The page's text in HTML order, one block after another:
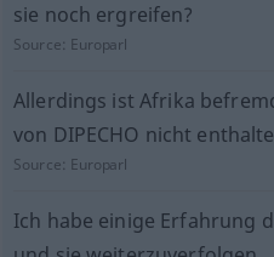
sie noch ergreifen?
Source: Europarl
Allerdings ist Afrika
von DIPECHO nicht
Source: Europarl
Ich habe einige Erfahrung